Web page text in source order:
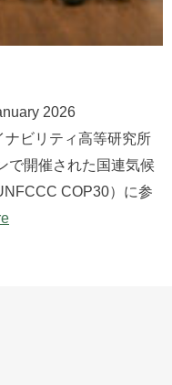
2026
ビリティ高等研究所
で開催された国連気候
COP30）に参